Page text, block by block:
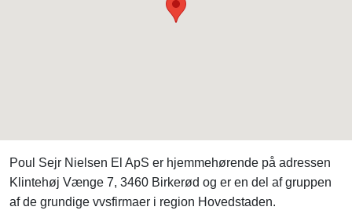
Poul Sejr Nielsen El ApS er hjemmehørende på adressen
Klintehøj Vænge 7, 3460 Birkerød og er en del af gruppen
af de grundige vvsfirmaer i region Hovedstaden.